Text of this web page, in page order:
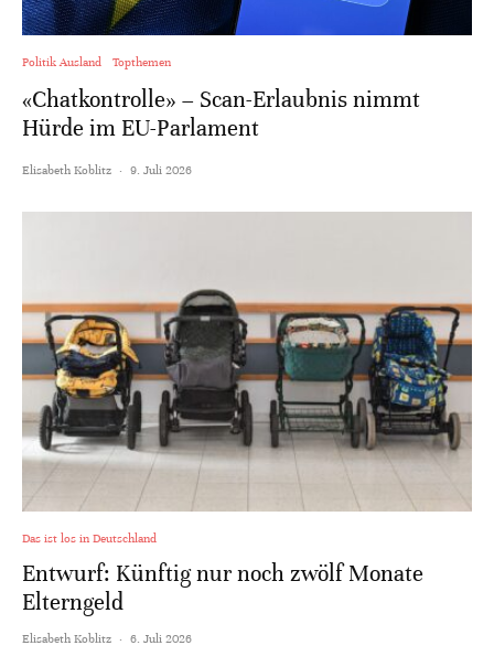
Politik Ausland Topthemen
«Chatkontrolle» – Scan-Erlaubnis nimmt
Hürde im EU-Parlament
Elisabeth Koblitz · 9. Juli 2026
Das ist los in Deutschland
Entwurf: Künftig nur noch zwölf Monate
Elterngeld
Elisabeth Koblitz · 6. Juli 2026